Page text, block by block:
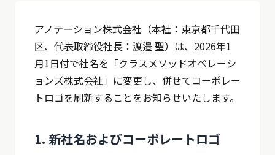
アノテーション株式会社（本社：東京都千代田
区、代表取締役社長：渡邉 聖）は、2026年1
月1日付で社名を「クラスメソッドオペレーシ
ョンズ株式会社」に変更し、併せてコーポレー
トロゴを刷新することをお知らせいたします。
1. 新社名およびコーポレートロゴ